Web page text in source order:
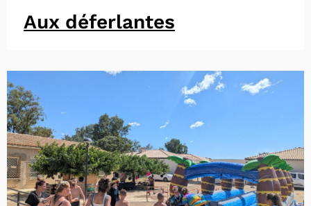
Aux déferlantes